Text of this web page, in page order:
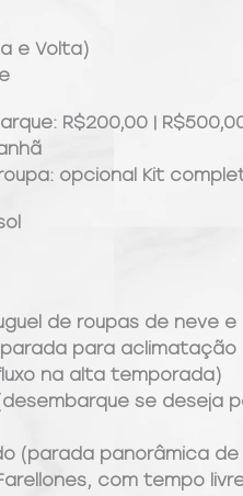
e Volta)
R$200,00 |
opcional Kit
de roupas de neve
parada para aclimatação
na alta temporada)
se deseja
(parada panorâmica de
com tempo